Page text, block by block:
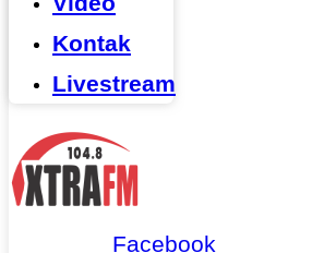
Kontak
Livestream
Facebook